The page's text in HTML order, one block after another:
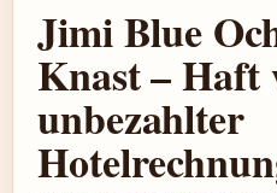
Jimi Blue
Knast – Haft
unbezahlter